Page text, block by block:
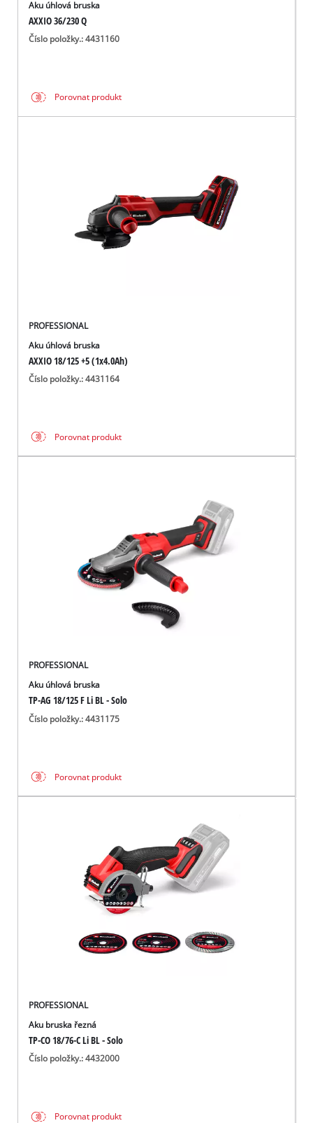
Aku úhlová bruska
AXXIO 36/230 Q
Číslo položky.: 4431160
Porovnat produkt
PROFESSIONAL
Aku úhlová bruska
AXXIO 18/125 +5 (1x4.0Ah)
Číslo položky.: 4431164
Porovnat produkt
PROFESSIONAL
Aku úhlová bruska
TP-AG 18/125 F Li BL - Solo
Číslo položky.: 4431175
Porovnat produkt
PROFESSIONAL
Aku bruska řezná
TP-CO 18/76-C Li BL - Solo
Číslo položky.: 4432000
Porovnat produkt